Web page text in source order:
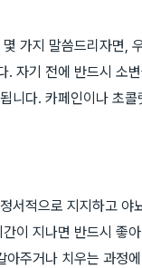
가지 말씀드리자면,
. 자기 전에 반드시 소
니다. 카페인이나 초
서적으로 지지하고
이 지나면 반드시 좋
아주거나 치우는 과정